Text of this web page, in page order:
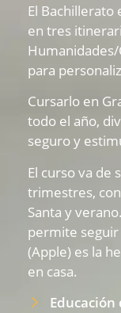
El Bachillerato
en tres
para
Cursarlo en
todo el año,
seguro y
El curso va de
trimestres,
Santa y
permite seguir
(Apple) es la
en casa.
Educación